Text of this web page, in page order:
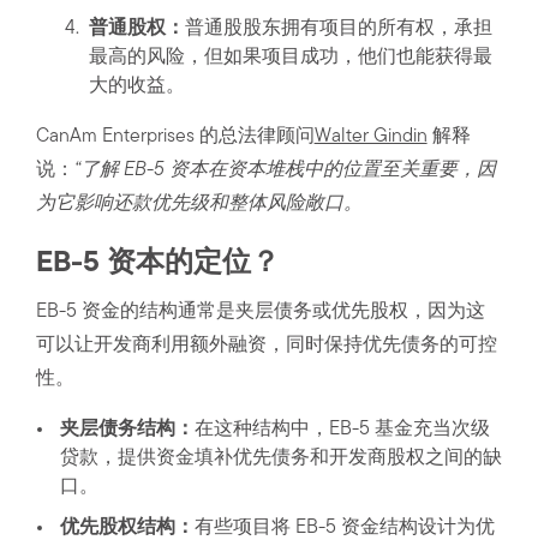
普通股权： 普通股股东拥有项目的所有权，承担
最高的风险，但如果项目成功，他们也能获得最
大的收益。
CanAm Enterprises 的总法律顾问Walter Gindin 解释
说： “了解 EB-5 资本在资本堆栈中的位置至关重要，因
为它影响还款优先级和整体风险敞口。
EB-5 资本的定位？
EB-5 资金的结构通常是夹层债务或优先股权，因为这
可以让开发商利用额外融资，同时保持优先债务的可控
性。
夹层债务结构： 在这种结构中，EB-5 基金充当次级
贷款，提供资金填补优先债务和开发商股权之间的缺
口。
优先股权结构： 有些项目将 EB-5 资金结构设计为优